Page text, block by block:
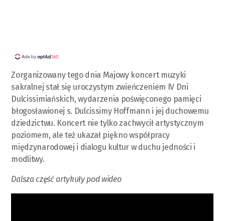
Zorganizowany tego dnia Majowy koncert muzyki
sakralnej stał się uroczystym zwieńczeniem IV Dni
Dulcissimiańskich, wydarzenia poświęconego pamięci
błogosławionej s. Dulcissimy Hoffmann i jej duchowemu
dziedzictwu. Koncert nie tylko zachwycił artystycznym
poziomem, ale też ukazał piękno współpracy
międzynarodowej i dialogu kultur w duchu jedności i
modlitwy.
Dalsza część artykuły pod wideo